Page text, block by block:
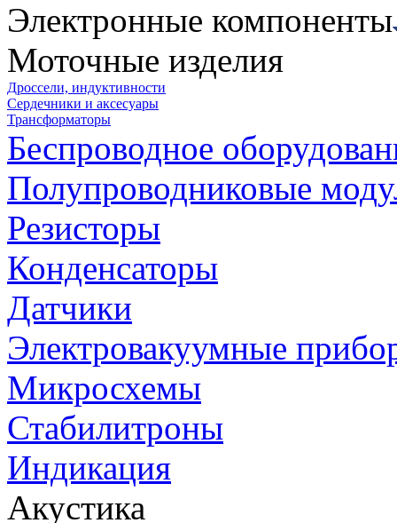
Электронные компоненты
Моточные изделия
Дроссели, индуктивности
Сердечники и аксесуары
Трансформаторы
Беспроводное
Полупроводниковые
Резисторы
Конденсаторы
Датчики
Электровакуумные
Микросхемы
Стабилитроны
Индикация
Акустика